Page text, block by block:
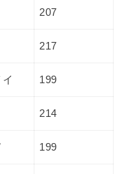
207
217
199
214
199